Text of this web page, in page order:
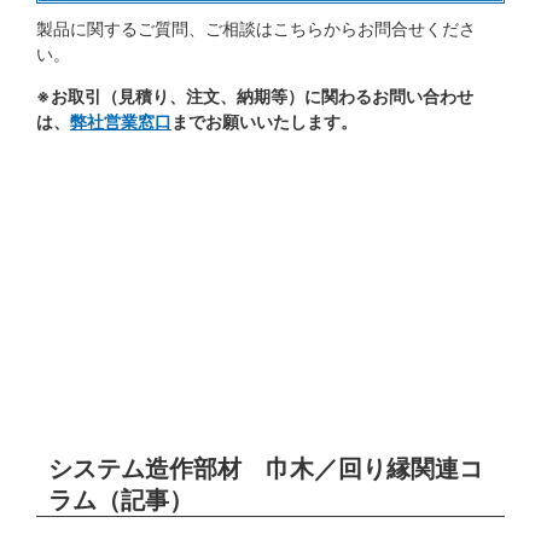
製品に関するご質問、ご相談はこちらからお問合せくださ
い。
※お取引（見積り、注文、納期等）に関わるお問い合わせ
は、 弊社営業窓口 までお願いいたします。
システム造作部材 巾木／回り縁関連コ
ラム（記事）